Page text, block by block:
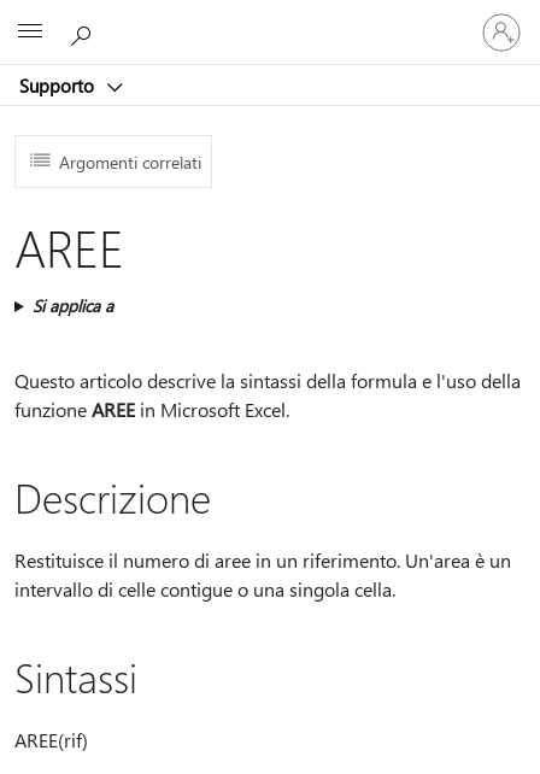
Supporto
Accedi
con
il
account
Argomenti correlati
AREE
Si applica a
Questo articolo descrive la sintassi della formula e l'uso della
funzioneAREE in Microsoft Excel.
Descrizione
Restituisce il numero di aree in un riferimento. Un'area è un
intervallo di celle contigue o una singola cella.
Sintassi
AREE(rif)